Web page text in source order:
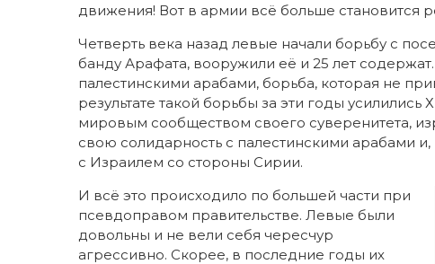
движения! Вот в армии всё больше становится
Четверть века назад левые начали борьбу с
банду Арафата, вооружили её и 25 лет
палестинскими арабами, борьба, которая не
результате такой борьбы за эти годы
мировым сообществом своего суверенитета,
свою солидарность с палестинскими арабами
с Израилем со стороны Сирии.
И всё это происходило по большей части при
псевдоправом правительстве. Левые были
довольны и не вели себя чересчур
агрессивно. Скорее, в последние годы их